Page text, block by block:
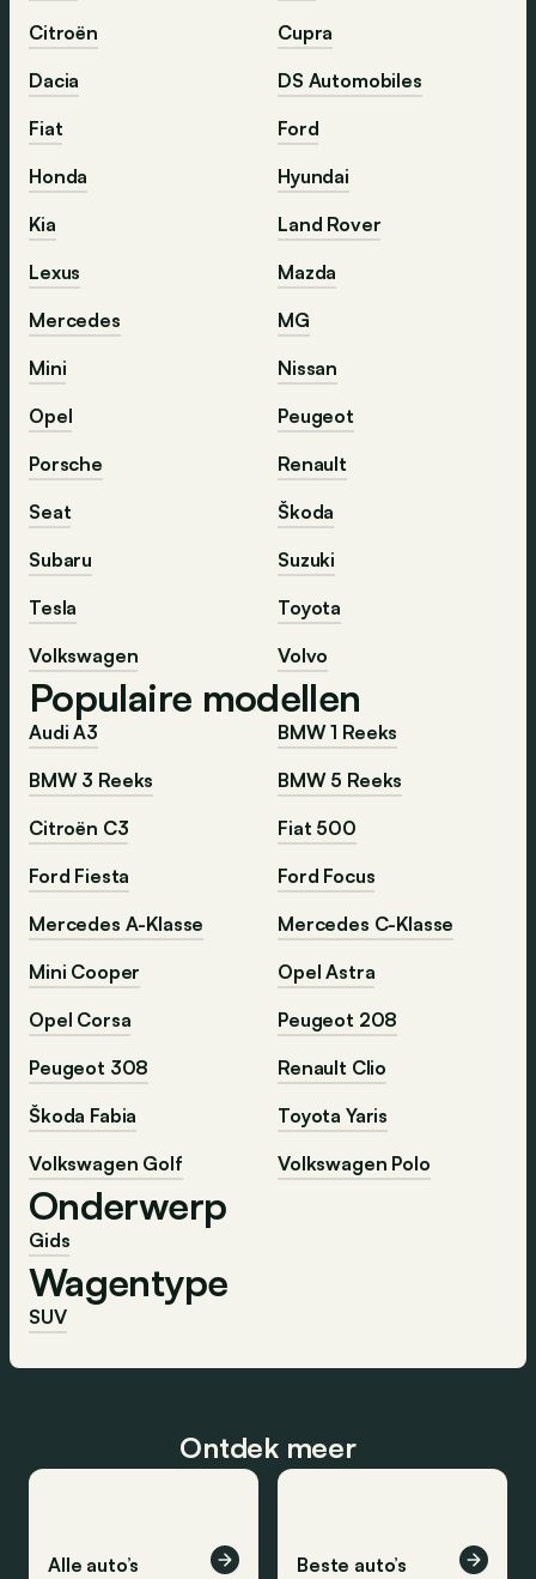
Citroën
Cupra
Dacia
DS Automobiles
Fiat
Ford
Honda
Hyundai
Kia
Land Rover
Lexus
Mazda
Mercedes
MG
Mini
Nissan
Opel
Peugeot
Porsche
Renault
Seat
Škoda
Subaru
Suzuki
Tesla
Toyota
Volkswagen
Volvo
Populaire modellen
Audi A3
BMW 1 Reeks
BMW 3 Reeks
BMW 5 Reeks
Citroën C3
Fiat 500
Ford Fiesta
Ford Focus
Mercedes A-Klasse
Mercedes C-Klasse
Mini Cooper
Opel Astra
Opel Corsa
Peugeot 208
Peugeot 308
Renault Clio
Škoda Fabia
Toyota Yaris
Volkswagen Golf
Volkswagen Polo
Onderwerp
Gids
Wagentype
SUV
Ontdek meer
Alle auto’s Beste auto’s